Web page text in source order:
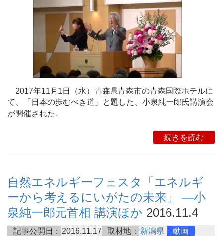
2017年11月1日（水）青森県青森市の青森国際ホテルに
て、「日本の歩むべき道」と題した、小泉純一郎氏講演会
が開催された。
続きを読む
自然エネルギーフェスタ「エネルギ
ーから考えるにいがたの未来」 ―小
泉純一郎元首相 講演ほか 2016.11.4
記事公開日： 2016.11.17 取材地： 新潟県 動画